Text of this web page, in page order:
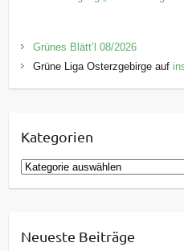
Grünes Blätt’l 08/2026
Grüne Liga Osterzgebirge auf
Kategorien
K
a
g
Neueste Beiträge